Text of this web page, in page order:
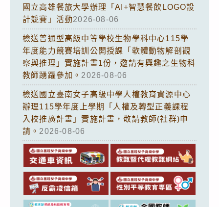
國立高雄餐旅大學辦理「AI+智慧餐飲LOGO設
計競賽」活動2026-08-06
檢送普通型高級中等學校生物學科中心115學
年度能力競賽培訓公開授課「軟體動物解剖觀
察與推理」實施計畫1份，邀請有興趣之生物科
教師踴躍參加。 2026-08-06
檢送國立臺南女子高級中學人權教育資源中心
辦理115學年度上學期「人權及轉型正義課程
入校推廣計畫」實施計畫，敬請教師(社群)申
請。 2026-08-06